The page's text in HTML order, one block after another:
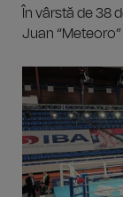
În vârstă de 38
Juan “Meteoro”